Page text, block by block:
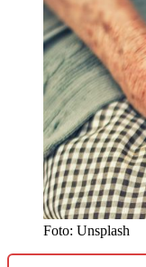
Foto: Unsplash